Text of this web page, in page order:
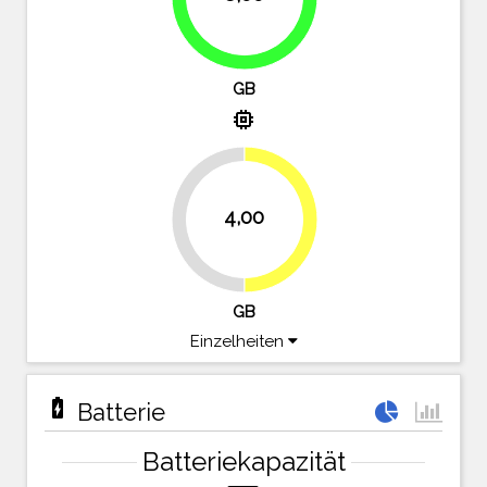
GB
memory
4,00
GB
Einzelheiten
battery_charging_full Batterie
Batteriekapazität